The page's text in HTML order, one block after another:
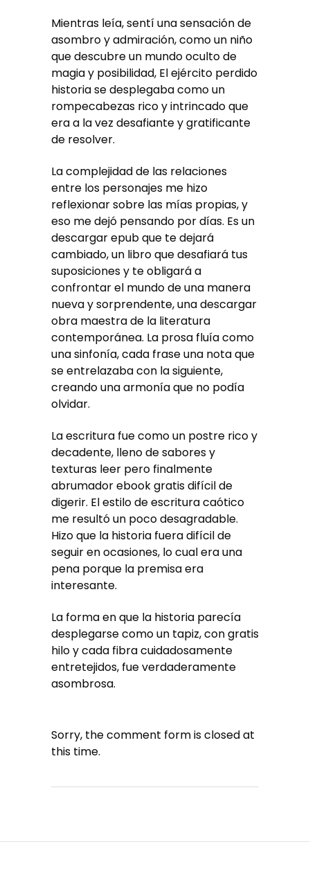
Mientras leía, sentí una sensación de
asombro y admiración, como un niño
que descubre un mundo oculto de
magia y posibilidad, El ejército perdido
historia se desplegaba como un
rompecabezas rico y intrincado que
era a la vez desafiante y gratificante
de resolver.
La complejidad de las relaciones
entre los personajes me hizo
reflexionar sobre las mías propias, y
eso me dejó pensando por días. Es un
descargar epub que te dejará
cambiado, un libro que desafiará tus
suposiciones y te obligará a
confrontar el mundo de una manera
nueva y sorprendente, una descargar
obra maestra de la literatura
contemporánea. La prosa fluía como
una sinfonía, cada frase una nota que
se entrelazaba con la siguiente,
creando una armonía que no podía
olvidar.
La escritura fue como un postre rico y
decadente, lleno de sabores y
texturas leer pero finalmente
abrumador ebook gratis difícil de
digerir. El estilo de escritura caótico
me resultó un poco desagradable.
Hizo que la historia fuera difícil de
seguir en ocasiones, lo cual era una
pena porque la premisa era
interesante.
La forma en que la historia parecía
desplegarse como un tapiz, con gratis
hilo y cada fibra cuidadosamente
entretejidos, fue verdaderamente
asombrosa.
Sorry, the comment form is closed at
this time.